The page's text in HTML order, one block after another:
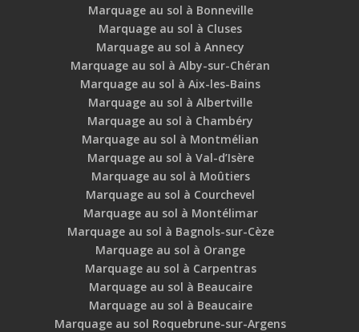
Marquage au sol à Bonneville
Marquage au sol à Cluses
Marquage au sol à Annecy
Marquage au sol à Alby-sur-Chéran
Marquage au sol à Aix-les-Bains
Marquage au sol à Albertville
Marquage au sol à Chambéry
Marquage au sol à Montmélian
Marquage au sol à Val-d’Isère
Marquage au sol à Moûtiers
Marquage au sol à Courchevel
Marquage au sol à Montélimar
Marquage au sol à Bagnols-sur-Cèze
Marquage au sol à Orange
Marquage au sol à Carpentras
Marquage au sol à Beaucaire
Marquage au sol à Beaucaire
Marquage au sol Roquebrune-sur-Argens